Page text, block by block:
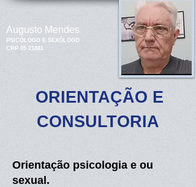
Augusto Mendes
PSICÓLOGO E SEXÓLOGO
CRP 05 21881
ORIENTAÇÃO E
CONSULTORIA
Orientação psicologia e ou
sexual.